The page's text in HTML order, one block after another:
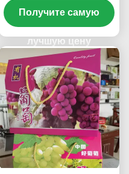
логотипа,
упаковочная бумага,
коробки для переезда
Получите самую
лучшую цену